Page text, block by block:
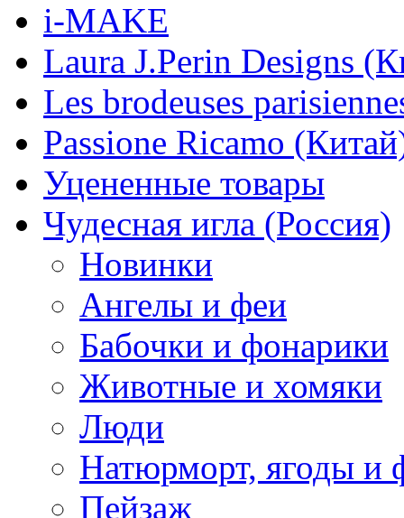
i-MAKE
Laura J.Perin Designs
Les brodeuses
Passione Ricamo
Уцененные товары
Чудесная игла (Россия)
Новинки
Ангелы и феи
Бабочки и фонарики
Животные и хомяки
Люди
Натюрморт, ягоды и
Пейзаж